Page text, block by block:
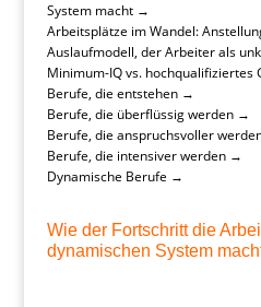
System macht →
Arbeitsplätze im Wandel:
Auslaufmodell, der Arbeiter als
Minimum-IQ vs. hochqualifiziertes
Berufe, die entstehen →
Berufe, die überflüssig werden →
Berufe, die anspruchsvoller
Berufe, die intensiver werden →
Dynamische Berufe →
Wie der Fortschritt die
dynamischen System